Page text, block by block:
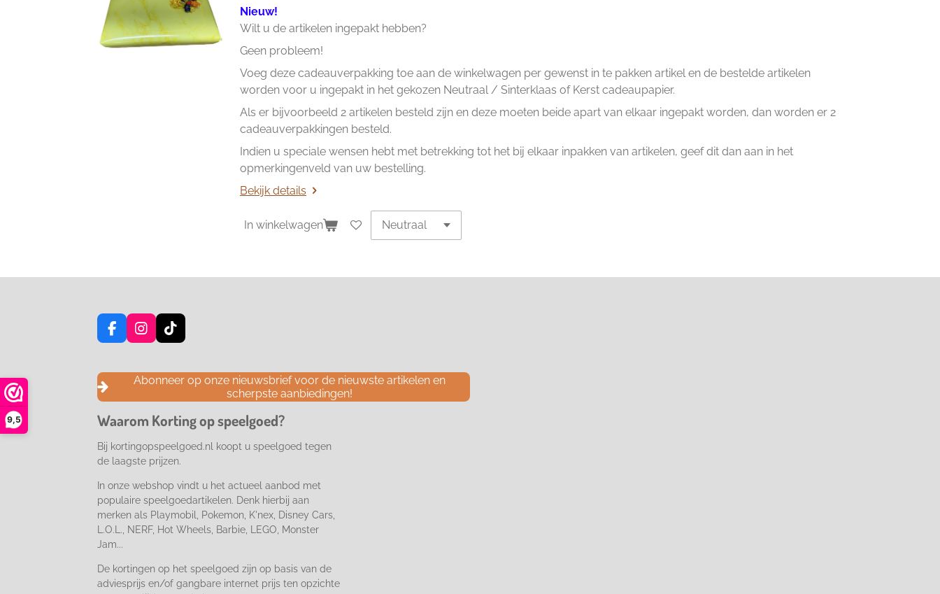
9,5
Nieuw!
Wilt u de artikelen ingepakt hebben?
Geen probleem!
Voeg deze cadeauverpakking toe aan de winkelwagen per gewenst in te pakken artikel en de bestelde artikelen
worden voor u ingepakt in het gekozen Neutraal / Sinterklaas of Kerst cadeaupapier.
Als er bijvoorbeeld 2 artikelen besteld zijn en deze moeten beide apart van elkaar ingepakt worden, dan worden er 2
cadeauverpakkingen besteld.
Indien u speciale wensen hebt met betrekking tot het bij elkaar inpakken van artikelen, geef dit dan aan in het
opmerkingenveld van uw bestelling.
Bekijk details
In winkelwagen
F
a
e
o
k
I
n
t
a
g
a
T
i
T
o
k
Abonneer op onze nieuwsbrief voor de nieuwste artikelen en
scherpste aanbiedingen!
Waarom Korting op speelgoed?
Bij kortingopspeelgoed.nl koopt u speelgoed tegen
de laagste prijzen.
In onze webshop vindt u het actueel aanbod met
populaire speelgoedartikelen. Denk hierbij aan
merken als Playmobil, Pokemon, K'nex, Disney Cars,
L.O.L., NERF, Hot Wheels, Barbie, LEGO, Monster
Jam...
De kortingen op het speelgoed zijn op basis van de
adviesprijs en/of gangbare internet prijs ten opzichte